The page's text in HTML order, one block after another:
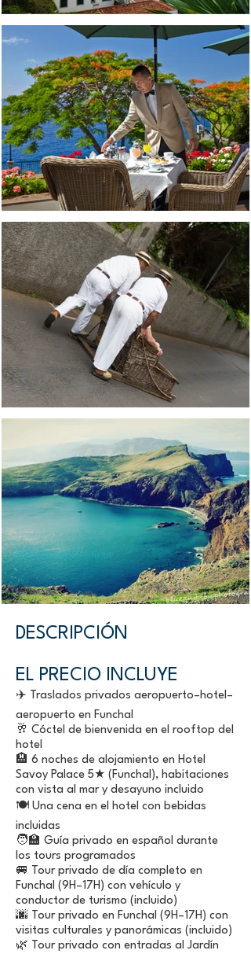
DESCRIPCIÓN
EL PRECIO INCLUYE
✈️ Traslados privados aeropuerto–hotel–
aeropuerto en Funchal
🥂 Cóctel de bienvenida en el rooftop del
hotel
🏨 6 noches de alojamiento en Hotel
Savoy Palace 5★ (Funchal), habitaciones
con vista al mar y desayuno incluido
🍽️ Una cena en el hotel con bebidas
incluidas
🧑‍🏫 Guía privado en español durante
los tours programados
🚐 Tour privado de día completo en
Funchal (9H–17H) con vehículo y
conductor de turismo (incluido)
🌆 Tour privado en Funchal (9H–17H) con
visitas culturales y panorámicas (incluido)
🌿 Tour privado con entradas al Jardín